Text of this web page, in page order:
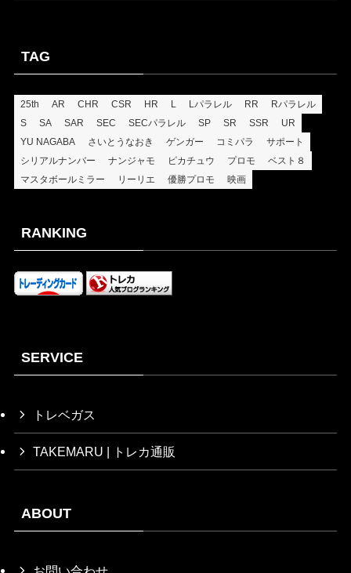
TAG
25th AR CHR CSR HR L Lパラレル RR
Rパラレル
S
SA SAR SEC SECパラレル SP SR SSR
UR
YU NAGABA
さいとうなおき ゲンガー コミパラ
サポート
シリアルナンバー
ナンジャモ ピカチュウ プロモ
ベスト８
マスタボールミラー
リーリエ 優勝プロモ 映画
RANKING
SERVICE
トレベガス
TAKEMARU | トレカ通販
ABOUT